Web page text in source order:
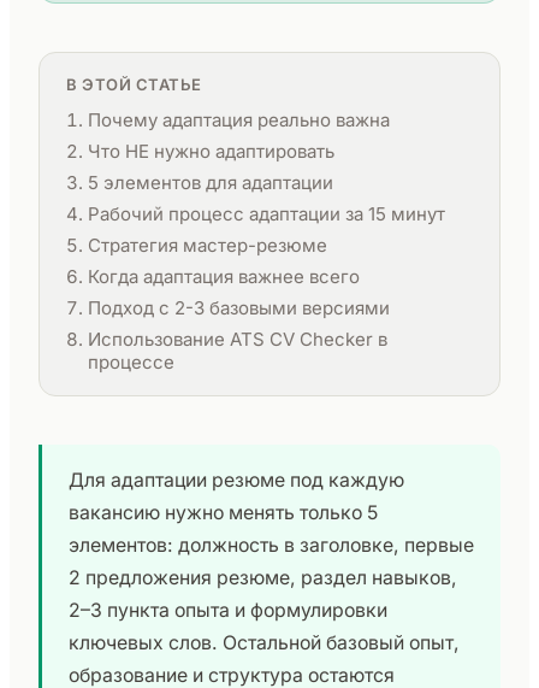
В ЭТОЙ СТАТЬЕ
Почему адаптация реально важна
Что НЕ нужно адаптировать
5 элементов для адаптации
Рабочий процесс адаптации за 15 минут
Стратегия мастер-резюме
Когда адаптация важнее всего
Подход с 2-3 базовыми версиями
Использование ATS CV Checker в
процессе
Для адаптации резюме под каждую
вакансию нужно менять только 5
элементов: должность в заголовке, первые
2 предложения резюме, раздел навыков,
2–3 пункта опыта и формулировки
ключевых слов. Остальной базовый опыт,
образование и структура остаются